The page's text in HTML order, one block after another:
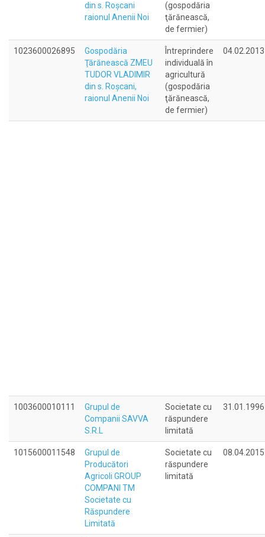
din s. Roşcani
raionul Anenii Noi
(gospodăria
ţărănească,
de fermier)
1023600026895
Gospodăria
Ţărănească ZMEU
TUDOR VLADIMIR
din s. Roşcani,
raionul Anenii Noi
Întreprindere
individuală în
agricultură
(gospodăria
ţărănească,
de fermier)
04.02.2013
1003600010111
Grupul de
Companii SAVVA
S.R.L
Societate cu
răspundere
limitată
31.01.1996
1015600011548
Grupul de
Producători
Agricoli GROUP
COMPANI TM
Societate cu
Răspundere
Limitată
Societate cu
răspundere
limitată
08.04.2015